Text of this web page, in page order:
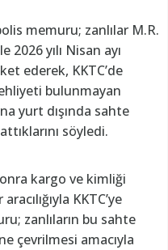
memuru; zanlılar M.R.
2026 yılı Nisan ayı
ederek, KKTC’de
bulunmayan
yurt dışında sahte
söyledi.
kargo ve kimliği
KKTC’ye
zanlıların bu sahte
çevrilmesi amacıyla